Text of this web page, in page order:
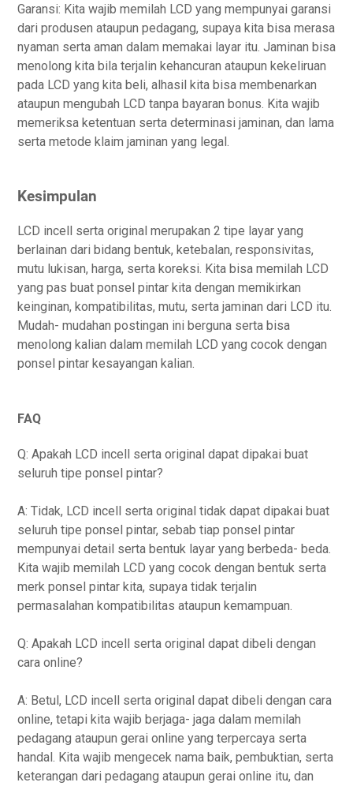
Garansi: Kita wajib memilah LCD yang mempunyai garansi
dari produsen ataupun pedagang, supaya kita bisa merasa
nyaman serta aman dalam memakai layar itu. Jaminan bisa
menolong kita bila terjalin kehancuran ataupun kekeliruan
pada LCD yang kita beli, alhasil kita bisa membenarkan
ataupun mengubah LCD tanpa bayaran bonus. Kita wajib
memeriksa ketentuan serta determinasi jaminan, dan lama
serta metode klaim jaminan yang legal.
Kesimpulan
LCD incell serta original merupakan 2 tipe layar yang
berlainan dari bidang bentuk, ketebalan, responsivitas,
mutu lukisan, harga, serta koreksi. Kita bisa memilah LCD
yang pas buat ponsel pintar kita dengan memikirkan
keinginan, kompatibilitas, mutu, serta jaminan dari LCD itu.
Mudah- mudahan postingan ini berguna serta bisa
menolong kalian dalam memilah LCD yang cocok dengan
ponsel pintar kesayangan kalian.
FAQ
Q: Apakah LCD incell serta original dapat dipakai buat
seluruh tipe ponsel pintar?
A: Tidak, LCD incell serta original tidak dapat dipakai buat
seluruh tipe ponsel pintar, sebab tiap ponsel pintar
mempunyai detail serta bentuk layar yang berbeda- beda.
Kita wajib memilah LCD yang cocok dengan bentuk serta
merk ponsel pintar kita, supaya tidak terjalin
permasalahan kompatibilitas ataupun kemampuan.
Q: Apakah LCD incell serta original dapat dibeli dengan
cara online?
A: Betul, LCD incell serta original dapat dibeli dengan cara
online, tetapi kita wajib berjaga- jaga dalam memilah
pedagang ataupun gerai online yang terpercaya serta
handal. Kita wajib mengecek nama baik, pembuktian, serta
keterangan dari pedagang ataupun gerai online itu, dan